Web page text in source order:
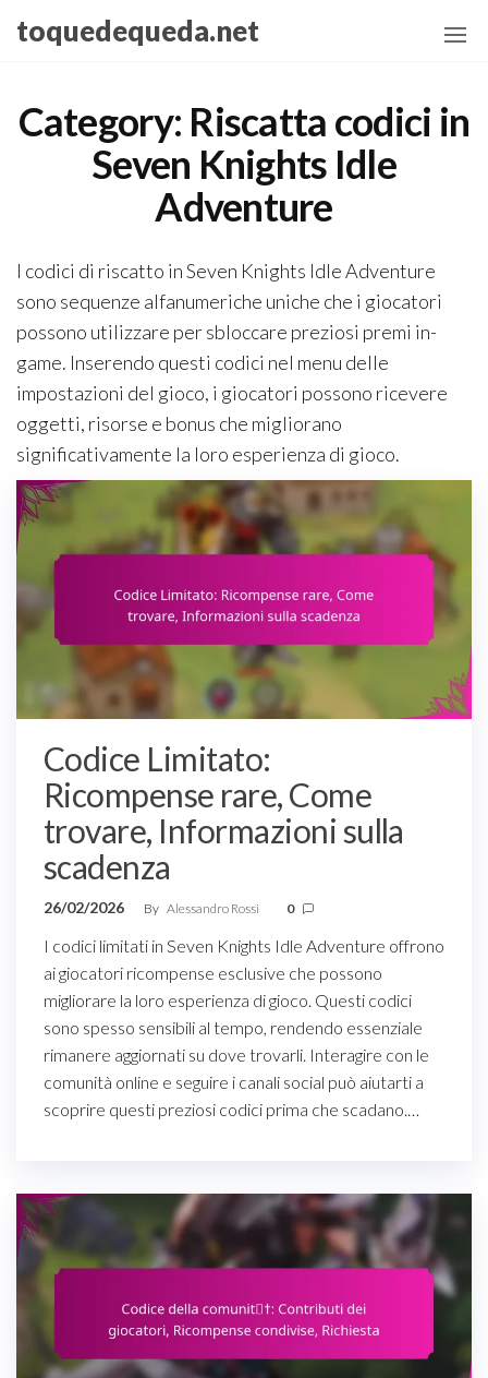
content
toquedequeda.net
Category: Riscatta codici in
Seven Knights Idle
Adventure
I codici di riscatto in Seven Knights Idle Adventure
sono sequenze alfanumeriche uniche che i giocatori
possono utilizzare per sbloccare preziosi premi in-
game. Inserendo questi codici nel menu delle
impostazioni del gioco, i giocatori possono ricevere
oggetti, risorse e bonus che migliorano
significativamente la loro esperienza di gioco.
Codice Limitato:
Ricompense rare, Come
trovare, Informazioni sulla
scadenza
26/02/2026 By Alessandro Rossi 0
I codici limitati in Seven Knights Idle Adventure offrono
ai giocatori ricompense esclusive che possono
migliorare la loro esperienza di gioco. Questi codici
sono spesso sensibili al tempo, rendendo essenziale
rimanere aggiornati su dove trovarli. Interagire con le
comunità online e seguire i canali social può aiutarti a
scoprire questi preziosi codici prima che scadano.…